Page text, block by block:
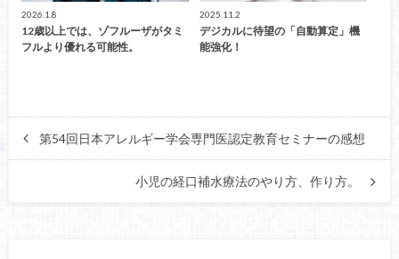
2026.1.8
12歳以上では、ゾフルーザがタミ
フルより優れる可能性。
2025.11.2
デジカルに待望の「自動算定」機
能強化！
第54回日本アレルギー学会専門医認定教育セミナーの感想
小児の経口補水療法のやり方、作り方。